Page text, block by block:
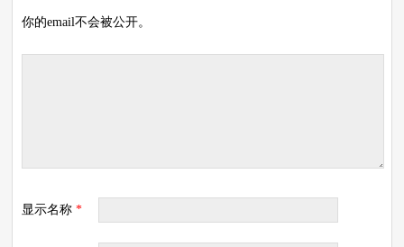
你的email不会被公开。
显示名称*